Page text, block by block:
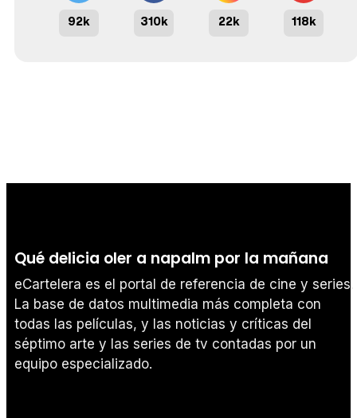
92k 310k 22k 118k
Qué delicia oler a napalm por la mañana
eCartelera es el portal de referencia de cine y series.
La base de datos multimedia más completa con
todas las películas, y las noticias y críticas del
séptimo arte y las series de tv contadas por un
equipo especializado.